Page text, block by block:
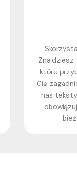
Znajdziesz
które
Cię
nas